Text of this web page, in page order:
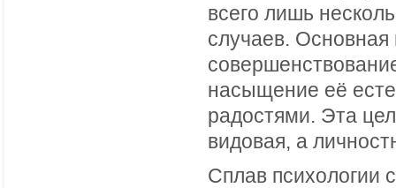
всего лишь
случаев. Основная
насыщение её
радостями. Эта
видовая, а
Сплав психологии